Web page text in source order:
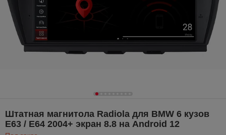
Штатная магнитола Radiola для BMW 6 кузов
E63 / E64 2004+ экран 8.8 на Android 12